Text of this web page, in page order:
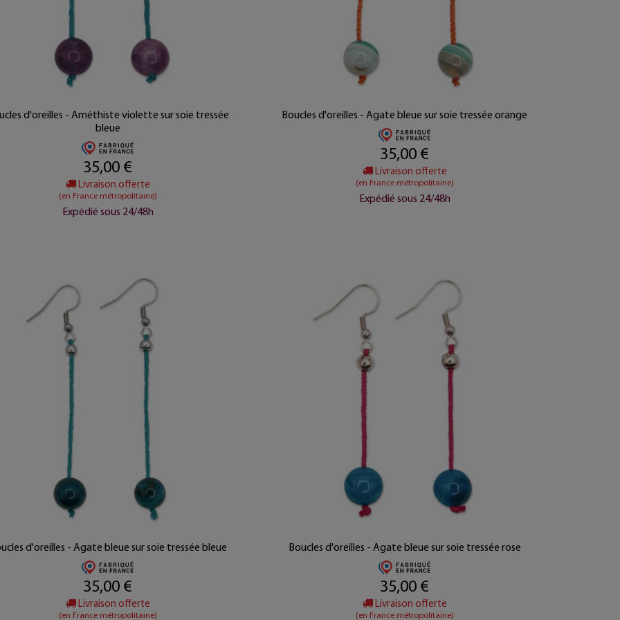
d'oreilles - Améthiste violette sur soie tressée
bleue
35,00 €
Livraison offerte
(en France métropolitaine)
Expédié sous 24/48h
Boucles d'oreilles - Agate bleue sur soie tressée orange
35,00 €
Livraison offerte
(en France métropolitaine)
Expédié sous 24/48h
d'oreilles - Agate bleue sur soie tressée bleue
35,00 €
Livraison offerte
(en France métropolitaine)
Boucles d'oreilles - Agate bleue sur soie tressée rose
35,00 €
Livraison offerte
(en France métropolitaine)